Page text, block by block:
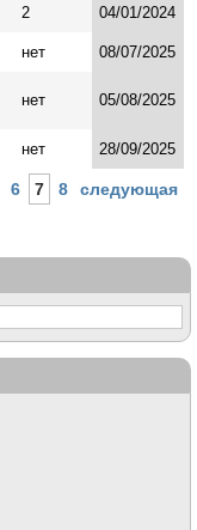
2 04/01/2024
нет 08/07/2025
нет 05/08/2025
нет 28/09/2025
6 7 8
следующая